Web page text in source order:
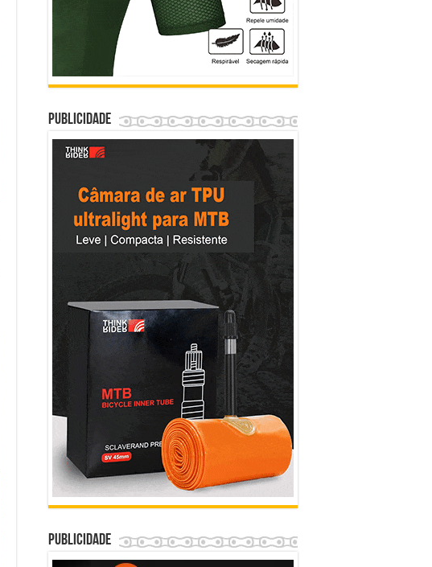
Publicidade
Publicidade